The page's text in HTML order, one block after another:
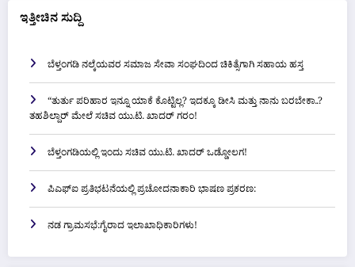
ಇತ್ತೀಚಿನ ಸುದ್ದಿ
ಬೆಳ್ತಂಗಡಿ ನಲ್ಕೆಯವರ ಸಮಾಜ ಸೇವಾ ಸಂಘದಿಂದ ಚಿಕಿತ್ಸೆಗಾಗಿ ಸಹಾಯ ಹಸ್ತ
“ತುರ್ತು ಪರಿಹಾರ ಇನ್ನೂ ಯಾಕೆ ಕೊಟ್ಟಿಲ್ಲ? ಇದಕ್ಕೂ ಡೀಸಿ ಮತ್ತು ನಾನು ಬರಬೇಕಾ..?
ತಹಶಿಲ್ದಾರ್ ಮೇಲೆ ಸಚಿವ ಯು.ಟಿ. ಖಾದರ್ ಗರಂ!
ಬೆಳ್ತಂಗಡಿಯಲ್ಲಿ ಇಂದು ಸಚಿವ ಯು.ಟಿ. ಖಾದರ್ ಒಡ್ಡೋಲಗ!
ಪಿಎಫ್ಐ ಪ್ರತಿಭಟನೆಯಲ್ಲಿ ಪ್ರಚೋದನಾಕಾರಿ ಭಾಷಣ ಪ್ರಕರಣ:
ನಡ ಗ್ರಾಮಸಭೆ:ಗೈರಾದ ಇಲಾಖಾಧಿಕಾರಿಗಳು!